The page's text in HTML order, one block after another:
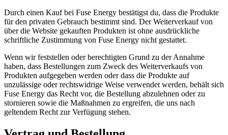
Durch einen Kauf bei Fuse Energy bestätigst du, dass die Produkte
für den privaten Gebrauch bestimmt sind. Der Weiterverkauf von
über die Website gekauften Produkten ist ohne ausdrückliche
schriftliche Zustimmung von Fuse Energy nicht gestattet.
Wenn wir feststellen oder berechtigten Grund zu der Annahme
haben, dass Bestellungen zum Zweck des Weiterverkaufs von
Produkten aufgegeben werden oder dass die Produkte auf
unzulässige oder rechtswidrige Weise verwendet werden, behält sich
Fuse Energy das Recht vor, die Bestellung abzulehnen oder zu
stornieren sowie die Maßnahmen zu ergreifen, die uns nach
geltendem Recht zur Verfügung stehen.